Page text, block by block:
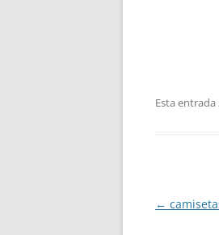
Esta
Navegación
←